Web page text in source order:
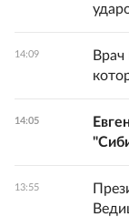
14:09
14:05
13:55